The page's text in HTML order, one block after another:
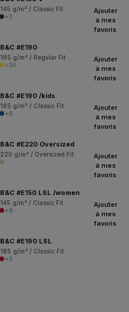
145 g/m² / Classic Fit
+3
Ajouter
à mes
favoris
B&C #E190
185 g/m² / Regular Fit
+36
Ajouter
à mes
favoris
B&C #E190 /kids
185 g/m² / Classic Fit
+8
Ajouter
à mes
favoris
B&C #E220 Oversized
220 g/m² / Oversized Fit
Ajouter
à mes
favoris
B&C #E150 LSL /women
145 g/m² / Classic Fit
+8
Ajouter
à mes
favoris
B&C #E190 LSL
185 g/m² / Classic Fit
+6